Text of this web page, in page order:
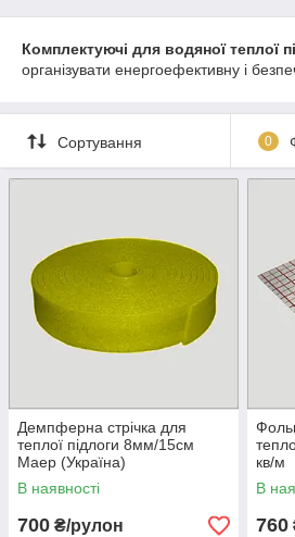
Комплектуючі для водяної теплої
організувати енергоефективну і
Сортування 0
Демпферна стрічка для
теплої підлоги 8мм/15см
Маер (Україна)
В наявності
700 ₴/рулон
кв/м
В
760